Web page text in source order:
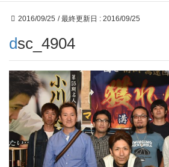
2016/09/25 / 最終更新日 : 2016/09/25
dsc_4904